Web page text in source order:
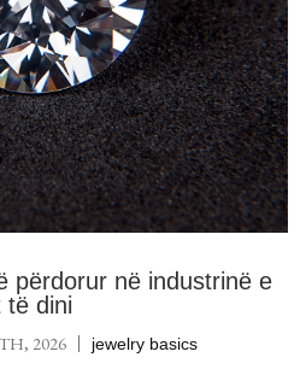
përdorur në industrinë e
të dini
2026 jewelry basics